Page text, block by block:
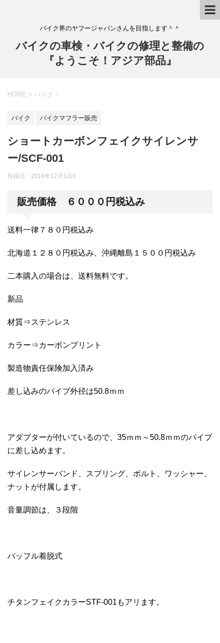
バイク界のヤフージャパンさんを目指します＾＾
バイクの車検・バイクの修理と整備の
『ようこそ！アジア部品』
HOME > バイク >
バイク バイクマフラー販売
ショートカーボンフェイクサイレンサ
ー/SCF-001
投稿日： 2016年12月13日
販売価格 ６０００円税込み
送料一律７８０円税込み
北海道１２８０円税込み、沖縄離島１５００円税込み
二本購入の場合は、送料無料です。
新品
材質⇒ステンレス
カラー⇒カーボンプリント
製造物責任保険加入済み
差し込みのパイプ外径は50.8ｍｍ
アダプターが付いているので、35ｍｍ～50.8ｍｍのパイプ
に差し込めます。
サイレンサーバンド、スプリング、ボルト、ワッシャー、
ナットが付属します。
音量調節は、３段階
バッフル着脱式
チタンフェイクカラーSTF-001もアリます。